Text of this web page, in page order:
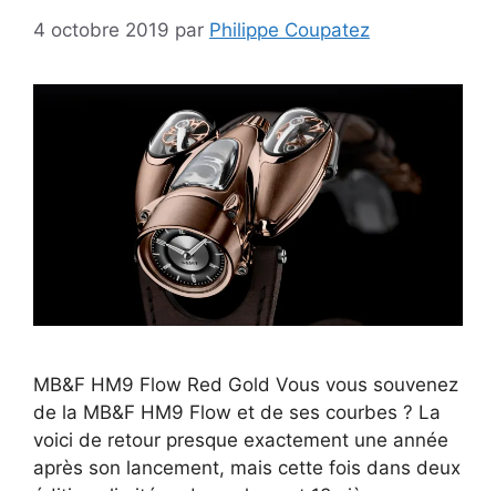
4 octobre 2019 par Philippe Coupatez
MB&F HM9 Flow Red Gold Vous vous souvenez
de la MB&F HM9 Flow et de ses courbes ? La
voici de retour presque exactement une année
après son lancement, mais cette fois dans deux